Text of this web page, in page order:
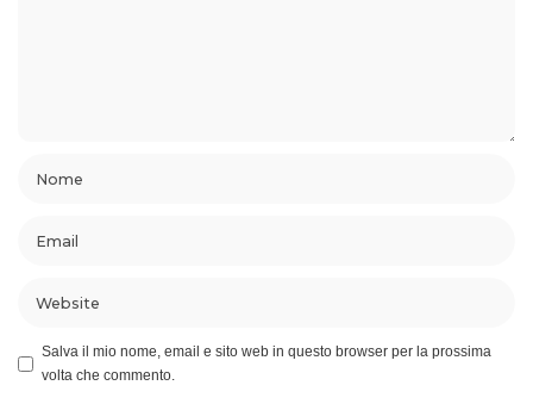
Salva il mio nome, email e sito web in questo browser per la prossima
volta che commento.